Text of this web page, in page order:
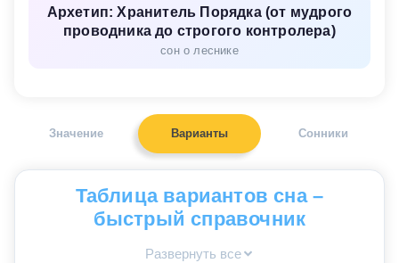
Архетип: Хранитель Порядка (от мудрого
проводника до строгого контролера)
сон о леснике
Значение Варианты Сонники
Таблица вариантов сна –
быстрый справочник
Развернуть все